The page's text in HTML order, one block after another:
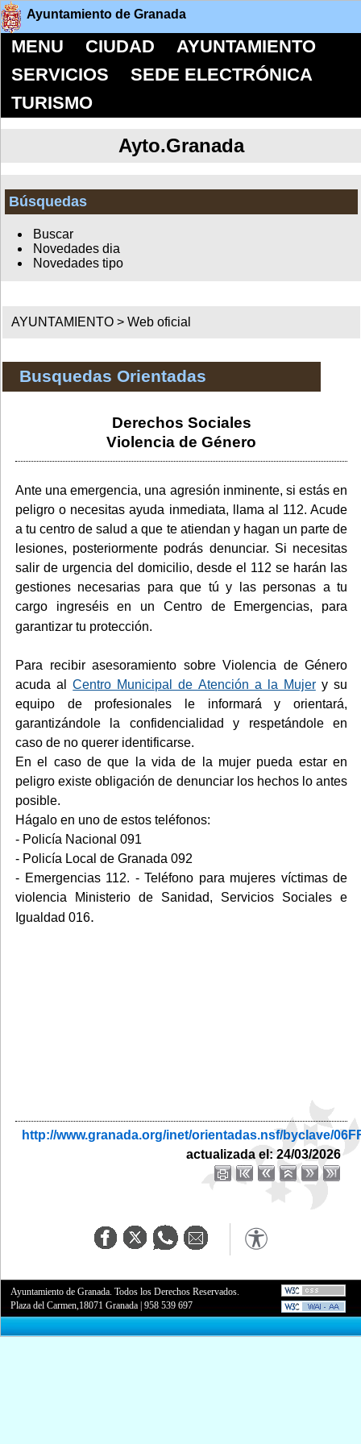
Ayuntamiento de Granada
MENU CIUDAD
AYUNTAMIENTO
SERVICIOS
SEDE ELECTRÓNICA
TURISMO
Ayto.Granada
Búsquedas
Buscar
Novedades dia
Novedades tipo
AYUNTAMIENTO > Web oficial
Busquedas Orientadas
Derechos Sociales
Violencia de Género
Ante una emergencia, una agresión inminente, si estás en
peligro o necesitas ayuda inmediata, llama al 112. Acude
a tu centro de salud a que te atiendan y hagan un parte de
lesiones, posteriormente podrás denunciar. Si necesitas
salir de urgencia del domicilio, desde el 112 se harán las
gestiones necesarias para que tú y las personas a tu
cargo ingreséis en un Centro de Emergencias, para
garantizar tu protección.
Para recibir asesoramiento sobre Violencia de Género
acuda alCentro Municipal de Atención a la Mujer y su
equipo de profesionales le informará y orientará,
garantizándole la confidencialidad y respetándole en
caso de no querer identificarse.
En el caso de que la vida de la mujer pueda estar en
peligro existe obligación de denunciar los hechos lo antes
posible.
Hágalo en uno de estos teléfonos:
- Policía Nacional 091
- Policía Local de Granada 092
- Emergencias 112. - Teléfono para mujeres víctimas de
violencia Ministerio de Sanidad, Servicios Sociales e
Igualdad 016.
http://www.granada.org/inet/orientadas.nsf/byclave/
actualizada el: 24/03/2026
Ayuntamiento de Granada. Todos los Derechos Reservados.
Plaza del Carmen,18071 Granada |958 539 697